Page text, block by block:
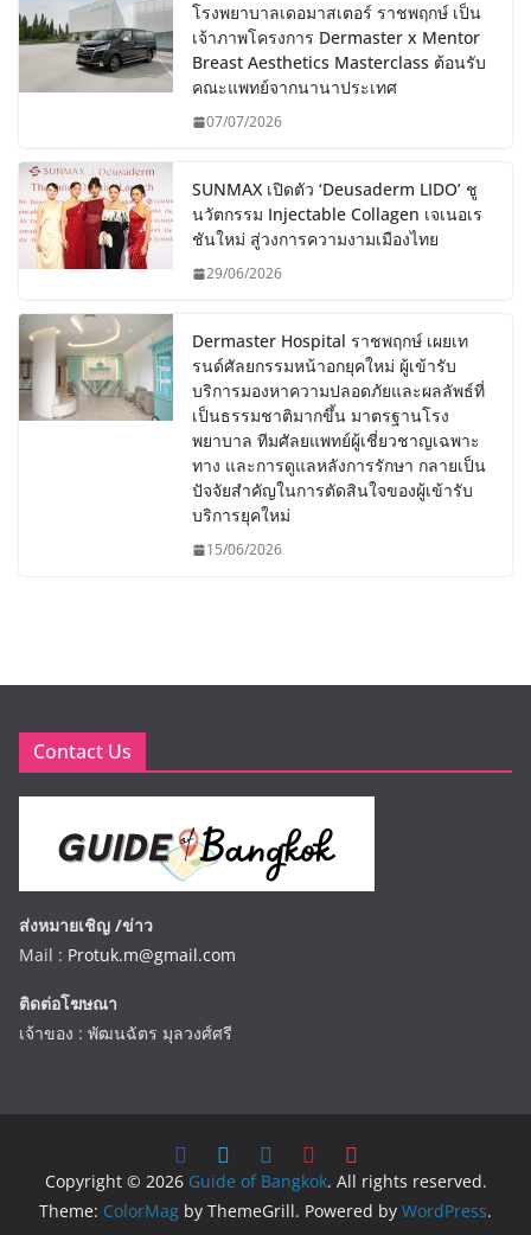
โรงพยาบาลเดอมาสเตอร์ ราชพฤกษ์ เป็น
เจ้าภาพโครงการ Dermaster x Mentor
Breast Aesthetics Masterclass ต้อนรับ
คณะแพทย์จากนานาประเทศ
07/07/2026
SUNMAX เปิดตัว ‘Deusaderm LIDO’ ชู
นวัตกรรม Injectable Collagen เจเนอเร
ชันใหม่ สู่วงการความงามเมืองไทย
29/06/2026
Dermaster Hospital ราชพฤกษ์ เผยเท
รนด์ศัลยกรรมหน้าอกยุคใหม่ ผู้เข้ารับ
บริการมองหาความปลอดภัยและผลลัพธ์ที่
เป็นธรรมชาติมากขึ้น มาตรฐานโรง
พยาบาล ทีมศัลยแพทย์ผู้เชี่ยวชาญเฉพาะ
ทาง และการดูแลหลังการรักษา กลายเป็น
ปัจจัยสำคัญในการตัดสินใจของผู้เข้ารับ
บริการยุคใหม่
15/06/2026
Contact Us
ส่งหมายเชิญ /ข่าว
Mail : Protuk.m@gmail.com
ติดต่อโฆษณา
เจ้าของ : พัฒนฉัตร มุลวงศ์ศรี
Copyright © 2026 Guide of Bangkok. All rights reserved.
Theme: ColorMag by ThemeGrill. Powered by WordPress.